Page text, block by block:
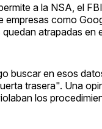
a la NSA, el
empresas como
atrapadas
buscar en esos
trasera". Una
los